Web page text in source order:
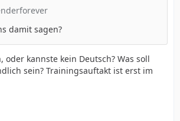
damit sagen?
oder kannste kein Deutsch? Was soll
sein? Trainingsauftakt ist erst im